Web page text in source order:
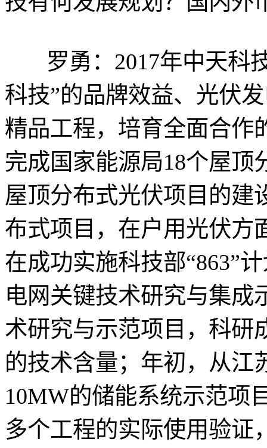
罗勇：2017年中天科
科技”的品牌效益、光伏
精品工程，培育全面合作
完成国家能源局18个屋顶
屋顶分布式光伏项目的建
布式项目，在户用光伏方
在成功实施科技部“863”
电网关键技术研究与集
术研究与示范项目，科研
的技术含量；年初，从江
10MW的储能系统示范项
多个工程的实际使用验证